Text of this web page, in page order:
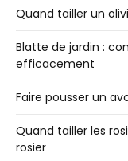
Quand tailler un
Blatte de jardin :
efficacement
Faire pousser un
Quand tailler les
rosier